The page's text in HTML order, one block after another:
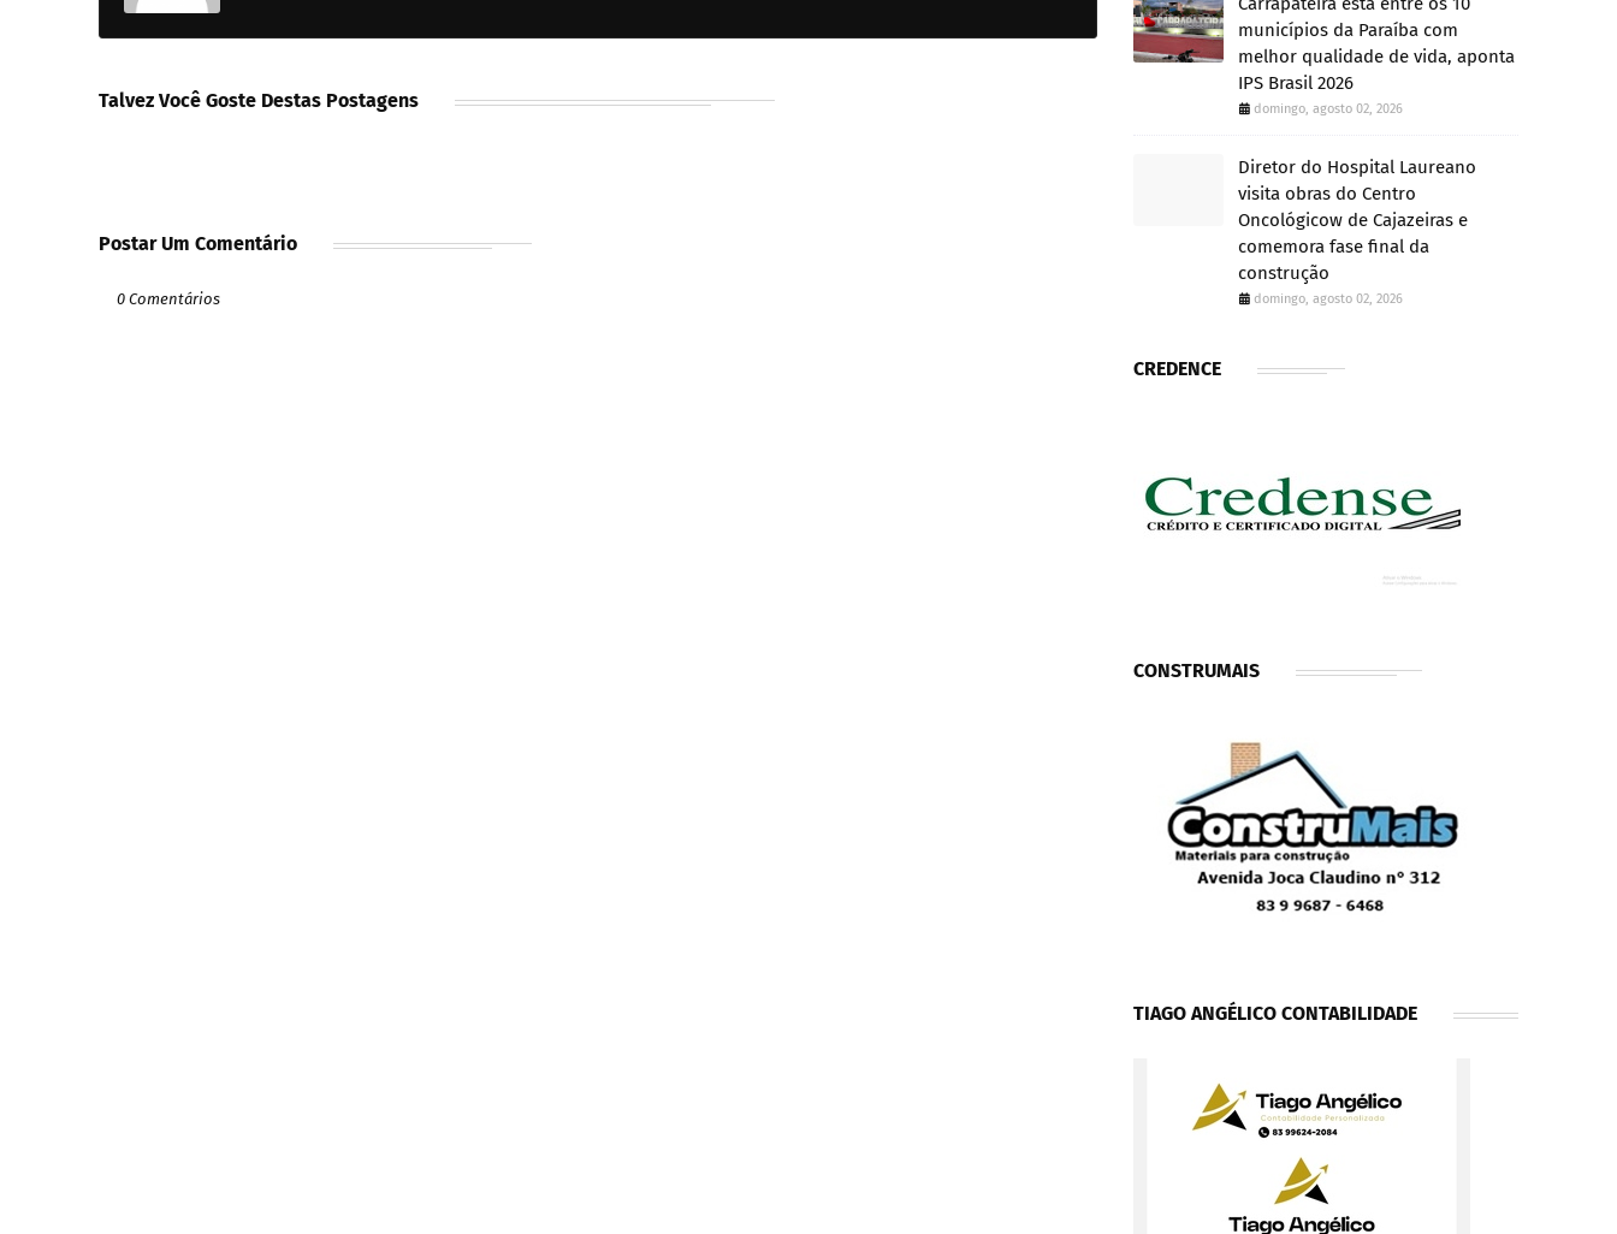
Talvez Você Goste Destas Postagens
Postar Um Comentário
0 Comentários
municípios da Paraíba com
melhor qualidade de vida, aponta
IPS Brasil 2026
domingo, agosto 02, 2026
Diretor do Hospital Laureano
visita obras do Centro
Oncológicow de Cajazeiras e
comemora fase final da
construção
domingo, agosto 02, 2026
CREDENCE
CONSTRUMAIS
TIAGO ANGÉLICO CONTABILIDADE